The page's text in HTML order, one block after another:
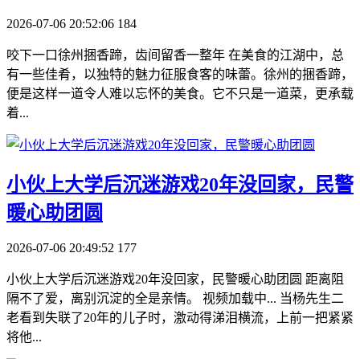
2026-07-06 20:52:06 184
咬下一口徐州捆香蹄，齿间留香一整年 在美食的江湖中，总
有一些佳肴，以独特的魅力征服食客的味蕾。徐州的捆香蹄，
便是这样一道令人难以忘怀的美食。它不只是一道菜，更承载
着...
​小伙上大学后沉迷游戏20年没回家，民警
暖心助团圆
2026-07-06 20:49:52 177
小伙上大学后沉迷游戏20年没回家，民警暖心助团圆 距离阻
隔不了爱，离别沉淀的全是亲情。 视频加载中... 当杨先生二
老看到失联了20年的儿子时，激动得涕泪横流，上前一把紧紧
将他...